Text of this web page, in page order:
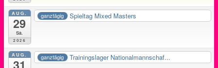
AUG.
29
Sa.
2026
ganztägig Spieltag Mixed Masters
AUG. ganztägig Trainingslager Nationalmannschaf...